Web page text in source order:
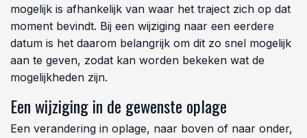
mogelijk is afhankelijk van waar het traject zich op dat
moment bevindt. Bij een wijziging naar een eerdere
datum is het daarom belangrijk om dit zo snel mogelijk
aan te geven, zodat kan worden bekeken wat de
mogelijkheden zijn.
Een wijziging in de gewenste oplage
Een verandering in oplage, naar boven of naar onder,